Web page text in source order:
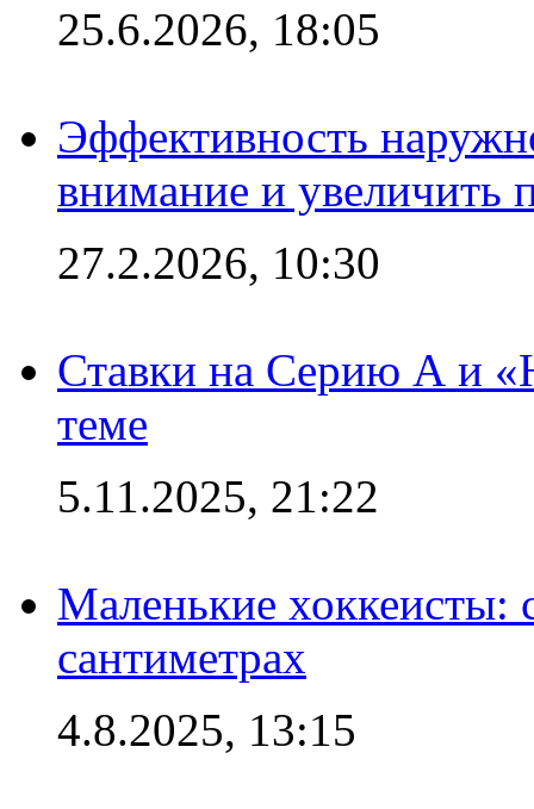
25.6.2026, 18:05
Эффективность
внимание и увеличить
27.2.2026, 10:30
Ставки на Серию А и
теме
5.11.2025, 21:22
Маленькие хоккеисты:
сантиметрах
4.8.2025, 13:15